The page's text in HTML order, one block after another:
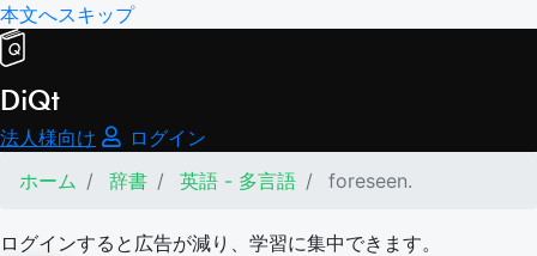
本文へスキップ
DiQt
法人様向け
ログイン
ホーム
辞書 英語 - 多言語 foreseen.
ログインすると広告が減り、学習に集中できます。